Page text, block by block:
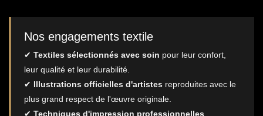
Nos engagements textile
✔ Textiles sélectionnés avec soin pour leur confort,
leur qualité et leur durabilité.
✔ Illustrations officielles d'artistes reproduites avec le
plus grand respect de l'œuvre originale.
✔ Techniques d'impression professionnelles